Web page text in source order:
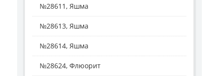
№28611, Яшма
№28613, Яшма
№28614, Яшма
№28624, Флюорит